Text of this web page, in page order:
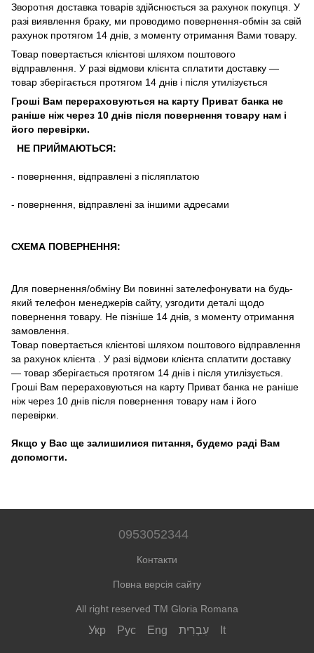
Зворотня доставка товарів здійснюється за рахунок покупця У
разі виявлення браку, ми проводимо повернення-обмін за свій
рахунок протягом 14 днів з моменту отримання Вами товару.
Товар повертається клієнтові шляхом поштового
відправлення. У разі відмови клієнта сплатити доставку ―
товар зберігається протягом 14 днів і після утилізується
Гроші Вам перераховуються на карту Приват банка не
раніше ніж через 10 днів після повернення товару нам і
його перевірки.
НЕ ПРИЙМАЮТЬСЯ:
- повернення відправлені з післяплатою
- повернення відправлені за іншими адресами
СХЕМА ПОВЕРНЕННЯ:
Для повернення/обміну Ви повинні зателефонувати на будь-
який телефон менеджерів сайту, узгодити деталі щодо
повернення товару. Не пізніше 14 днів, з моменту отримання
замовлення.
Товар повертається клієнтові шляхом поштового відправлення
за рахунок клієнта . У разі відмови клієнта сплатити доставку
― товар зберігається протягом 14 днів і після утилізується.
Гроші Вам перераховуються на карту Приват банка не раніше
ніж через 10 днів після повернення товару нам і його
перевірки.
Якщо у Вас ще залишилися питання, будемо раді Вам
допомогти.
0953052344
Контакти
Повна версія сайту
All right reserved TM Gloria Romana
Укр Рус Eng עִבְרִית It